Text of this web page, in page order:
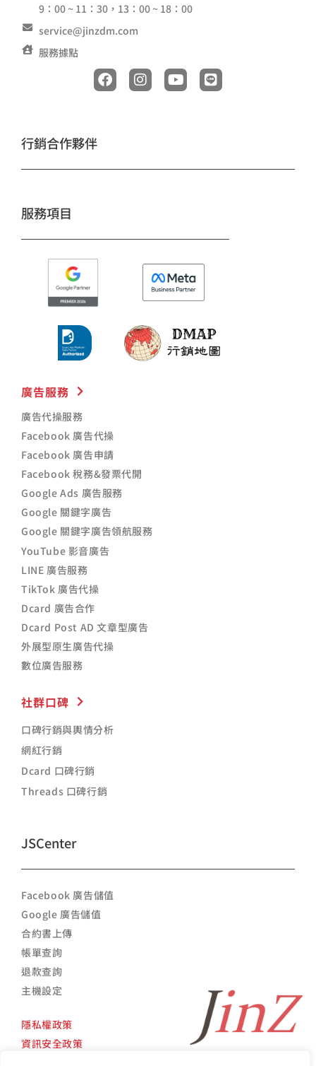
9：00 ~ 11：30，13：00 ~ 18：00
service@jinzdm.com
服務據點
F
a
c
k
I
n
s
a
Y
o
u
L
i
n
行銷合作夥伴
服務項目
廣告服務
廣告代操服務
Facebook 廣告代操
Facebook 廣告申請
Facebook 稅務&發票代開
Google Ads 廣告服務
Google 關鍵字廣告
Google 關鍵字廣告領航服務
YouTube 影音廣告
LINE 廣告服務
TikTok 廣告代操
Dcard 廣告合作
Dcard Post AD 文章型廣告
外展型原生廣告代操
數位廣告服務
社群口碑
口碑行銷與輿情分析
網紅行銷
Dcard 口碑行銷
Threads 口碑行銷
JSCenter
Facebook 廣告儲值
Google 廣告儲值
合約書上傳
帳單查詢
退款查詢
主機設定
隱私權政策
資訊安全政策